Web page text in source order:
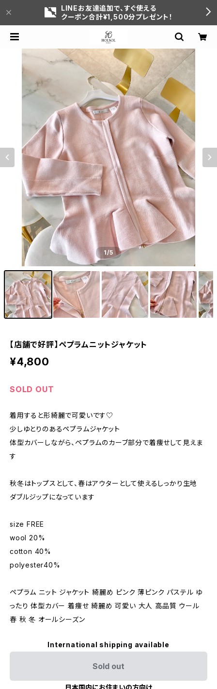
LINEお友達追加で、すぐ使える
クーポン合計¥1,500分プレゼント！
1/5
【店舗で好評】ペプラムニットジャケット
¥4,800
SOLD OUT
着用すると形綺麗で可愛いです♡
少しゆとりのあるペプラムジャケット
体型カバーしながら、ペプラムのカーブ部分で着痩せして見えま
す
秋冬はトップスとして、春はアウターとして使えるしっかり生地
ダブルジップになっています
size FREE
wool 20%
cotton 40%
polyester40%
ペプラム ニット ジャケット 綺麗め ピンク 薄ピンク パステル ゆ
ったり 体型カバー 着痩せ 綺麗め 可愛い 大人 高品質 ウール
春 秋 冬 オールシーズン
International shipping available
Sold out
日本国内にお住まいの方向け